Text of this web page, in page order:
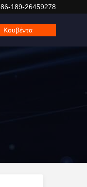
86-189-26459278
Κουβέντα